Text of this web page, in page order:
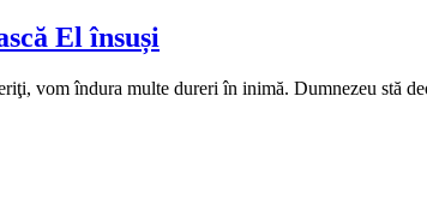
El însuși
vom îndura multe dureri în inimă. Dumnezeu stă